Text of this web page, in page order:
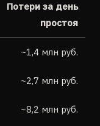
Потери за день
простоя
~1,4 млн руб.
~2,7 млн руб.
~8,2 млн руб.